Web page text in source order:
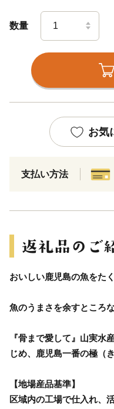
数量
お気
支払い方法
おいしい鹿児島の魚をた
魚のうまさを余すところ
『骨まで愛して』山実水
じめ、鹿児島一番の極（
【地場産品基準】
区域内の工場で仕入れ、